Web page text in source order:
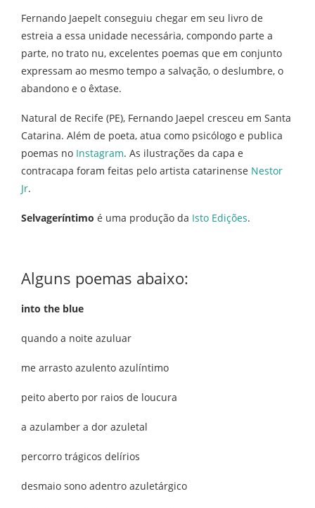
Fernando Jaepelt conseguiu chegar em seu livro de
estreia a essa unidade necessária, compondo parte a
parte, no trato nu, excelentes poemas que em conjunto
expressam ao mesmo tempo a salvação, o deslumbre, o
abandono e o êxtase.
Natural de Recife (PE), Fernando Jaepel cresceu em Santa
Catarina. Além de poeta, atua como psicólogo e publica
poemas no Instagram. As ilustrações da capa e
contracapa foram feitas pelo artista catarinense Nestor
Jr.
Selvageríntimo é uma produção da Isto Edições.
Alguns poemas abaixo:
into the blue
quando a noite azuluar
me arrasto azulento azulíntimo
peito aberto por raios de loucura
a azulamber a dor azuletal
percorro trágicos delírios
desmaio sono adentro azuletárgico